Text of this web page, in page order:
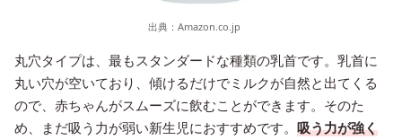
出典： Amazon.co.jp
丸穴タイプは、最もスタンダードな種類の乳首です。乳首に
丸い穴が空いており、傾けるだけでミルクが自然と出てくる
ので、赤ちゃんがスムーズに飲むことができます。そのた
め、まだ吸う力が弱い新生児におすすめです。 吸う力が強く